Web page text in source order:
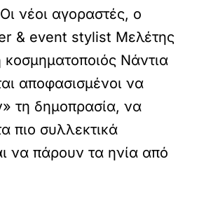
Οι νέοι αγοραστές, ο
& event stylist Μελέτης
Νάντια
αποφασισμένοι να
τη δημοπρασία, να
πιο συλλεκτικά
να πάρουν τα ηνία από